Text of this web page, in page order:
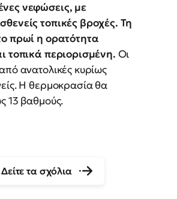
νεφώσεις, με
τοπικές βροχές. Τη
πρωί η ορατότητα
τοπικά περιορισμένη. Οι
ανατολικές κυρίως
Η θερμοκρασία θα
13 βαθμούς.
Δείτε τα σχόλια